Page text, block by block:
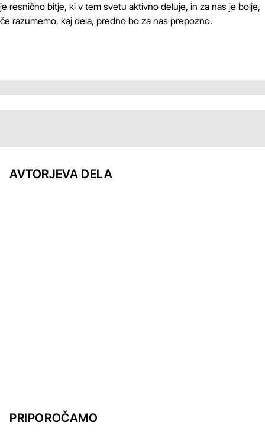
je resnično bitje, ki v tem svetu aktivno deluje, in za nas je bolje,
če razumemo, kaj dela, predno bo za nas prepozno.
AVTORJEVA DELA
PRIPOROČAMO